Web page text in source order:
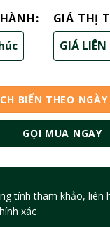
GIÁ THỊ
GIÁ LIÊN
BIỂN THEO NGÀY
GỌI MUA NGAY
tính tham khảo, liên
xác